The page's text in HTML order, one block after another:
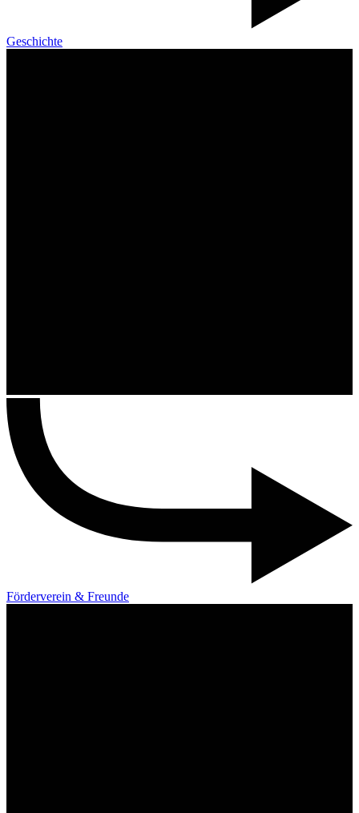
Geschichte
Förderverein & Freunde